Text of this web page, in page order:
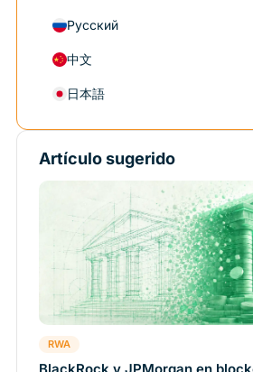
Русский
中文
日本語
Artículo sugerido
RWA